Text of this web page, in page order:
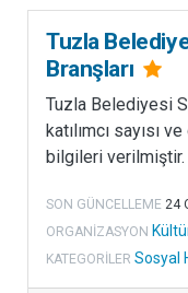
Tuzla
Branşları
Tuzla Belediyesi
katılımcı sayısı
bilgileri verilmiştir.
SON GÜNCELLEME 24
ORGANIZASYON
KATEGORILER Sosyal